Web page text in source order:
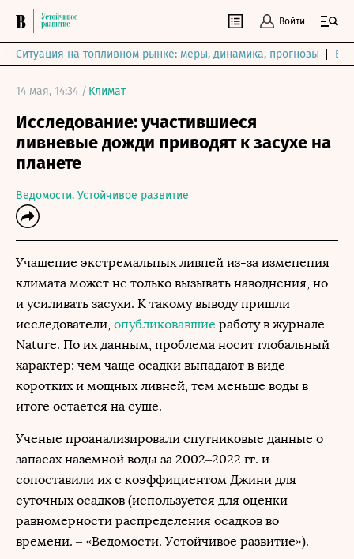
Войти
Ситуация на топливном рынке: меры, динамика, прогнозы
14 мая, 14:34 / Климат
Исследование: участившиеся
ливневые дожди приводят к засухе на
планете
Ведомости. Устойчивое развитие
Учащение экстремальных ливней из-за изменения
климата может не только вызывать наводнения, но
и усиливать засухи. К такому выводу пришли
исследователи, опубликовавшие работу в журнале
Nature. По их данным, проблема носит глобальный
характер: чем чаще осадки выпадают в виде
коротких и мощных ливней, тем меньше воды в
итоге остается на суше.
Ученые проанализировали спутниковые данные о
запасах наземной воды за 2002–2022 гг. и
сопоставили их с коэффициентом Джини для
суточных осадков (используется для оценки
равномерности распределения осадков во
времени. – «Ведомости. Устойчивое развитие»).